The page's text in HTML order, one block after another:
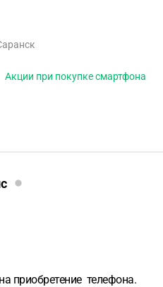
Акции при покупке смартфона
приобретение телефона.